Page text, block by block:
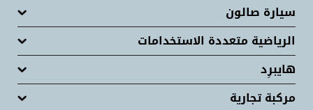
سيارة صالون
الرياضية متعددة الاستخدامات
هايبرِد
مركبة تجارية